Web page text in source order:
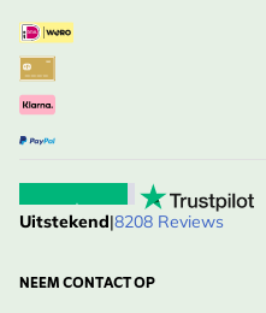
Uitstekend|8208 Reviews
NEEM CONTACT OP